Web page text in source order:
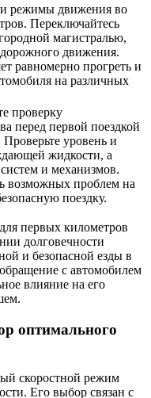
и режимы движения во
Переключайтесь
магистралью,
движения.
равномерно прогреть и
на различных
проверку
перед первой поездкой
уровень и
жидкости, а
и механизмов.
возможных проблем на
поездку.
первых километров
долговечности
и безопасной езды в
с автомобилем
влияние на его
оптимального
скоростной режим
Его выбор связан с